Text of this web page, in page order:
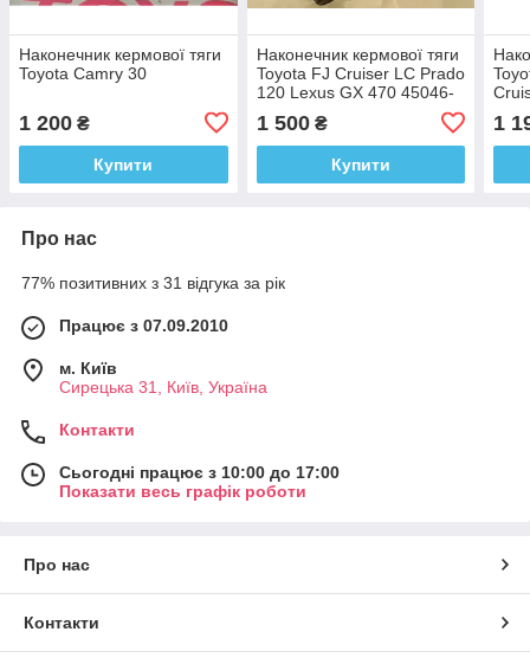
Наконечник кермової тяги
Toyota Camry 30
1 200 ₴
Купити
Наконечник кермової тяги
Toyota FJ Cruiser LC Prado
120 Lexus GX 470 45046-
1 500₴
Купити
1
Про нас
77% позитивних з 31 відгука за рік
Працює з 07.09.2010
м. Київ
Сирецька 31, Київ, Україна
Контакти
Сьогодні працює з 10:00 до 17:00
Показати весь графік роботи
Про нас
Контакти